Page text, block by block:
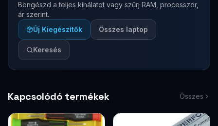
Böngészd a teljes kínálatot vagy szűrj RAM, processzor,
ár szerint.
Új Kiegészítők
Összes laptop
Keresés
Kapcsolódó termékek Összes